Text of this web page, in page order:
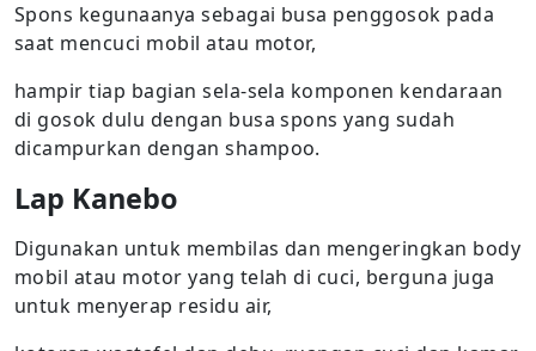
Spons kegunaanya sebagai busa penggosok pada
saat mencuci mobil atau motor,
hampir tiap bagian sela-sela komponen kendaraan
di gosok dulu dengan busa spons yang sudah
dicampurkan dengan shampoo.
Lap Kanebo
Digunakan untuk membilas dan mengeringkan body
mobil atau motor yang telah di cuci, berguna juga
untuk menyerap residu air,